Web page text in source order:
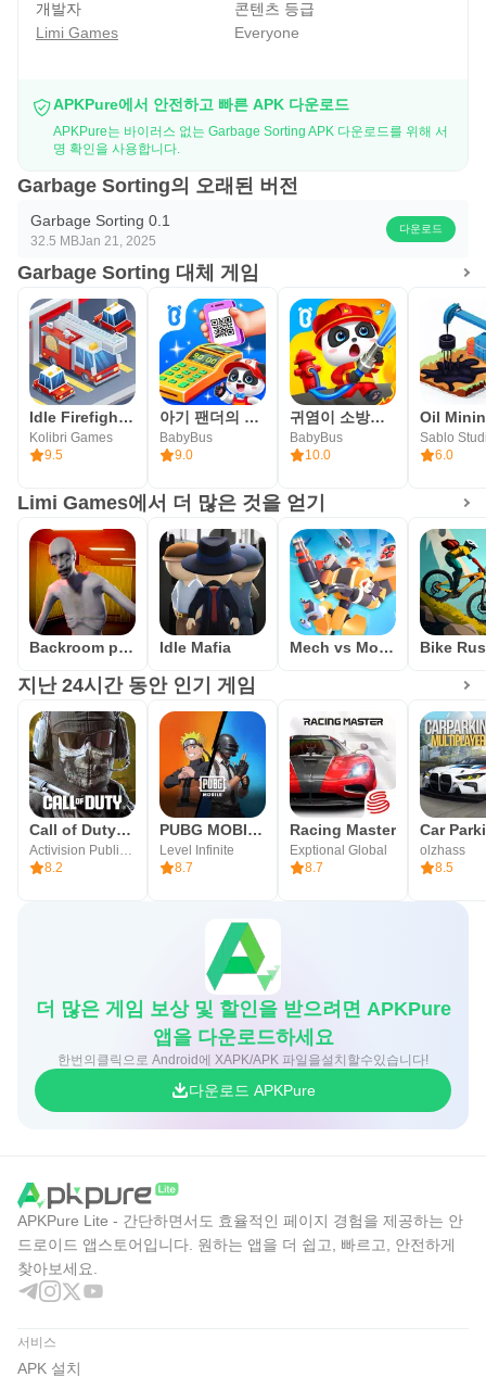
개발자
Limi Games
콘텐츠 등급
Everyone
APKPure에서 안전하고 빠른 APK 다운로드
APKPure는 바이러스 없는 Garbage Sorting APK 다운로드를 위해 서
명 확인을 사용합니다.
Garbage Sorting의 오래된 버전
Garbage Sorting 0.1
32.5 MBJan 21, 2025
다운로드
Garbage Sorting 대체 게임
Idle Firefighter Tycoon
Kolibri Games
9.5
아기 팬더의 마을: 마트
BabyBus
9.0
귀염이 소방관-소방안전 주택화재 산림화재
BabyBus
10.0
Sablo
6.0
Limi Games에서 더 많은 것을 얻기
Backroom predator Idle Mafia Mech vs Monsters Bike
지난 24시간 동안 인기 게임
Call of Duty®: Mobile
Activision Publishing, Inc.
8.2
PUBG MOBILE
Level Infinite
8.7
Racing Master
Exptional Global
8.7
olzhass
8.5
더 많은 게임 보상 및 할인을 받으려면 APKPure
앱을 다운로드하세요
한번의클릭으로 Android에 XAPK/APK 파일을설치할수있습니다!
다운로드 APKPure
APKPure Lite - 간단하면서도 효율적인 페이지 경험을 제공하는 안
드로이드 앱스토어입니다. 원하는 앱을 더 쉽고, 빠르고, 안전하게
찾아보세요.
서비스
APK 설치